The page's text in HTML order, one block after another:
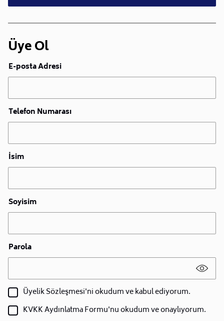
Üye Ol
E-posta Adresi
Telefon Numarası
İsim
Soyisim
Parola
Üyelik Sözleşmesi'ni okudum ve kabul ediyorum.
KVKK Aydınlatma Formu'nu okudum ve onaylıyorum.